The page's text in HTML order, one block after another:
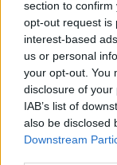
section to
opt-out request is
interest-based
us or personal
your opt-out. You
disclosure of
IAB’s list of
also be disclosed
Downstream
Θυμάτων
Διάβασε
Κάλεσμα
ΠΑΣΟΚ για